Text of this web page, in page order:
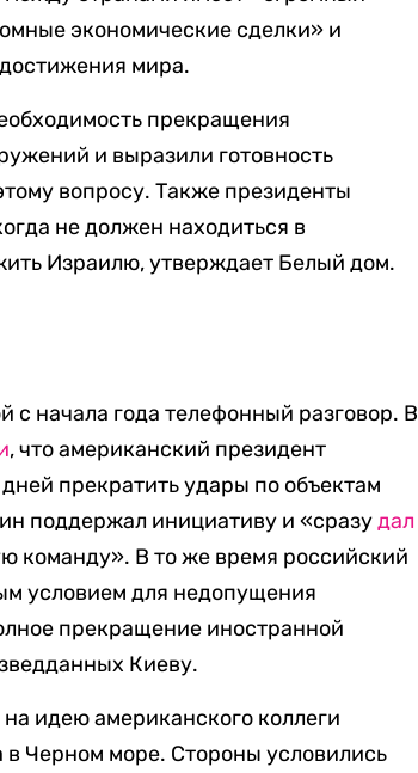
экономические сделки» и
мира.
прекращения
и выразили готовность
вопросу. Также президенты
не должен находиться в
Израилю, утверждает Белый дом.
с начала года телефонный разговор. В
, что американский президент
прекратить удары по объектам
поддержал инициативу и «сразудал
команду». В то же время российский
условием для недопущения
прекращение иностранной
Киеву.
идею американского коллеги
в Черном море. Стороны условились